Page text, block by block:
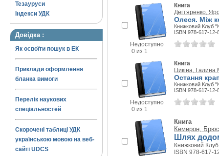
Тезауруси
Індекси УДК
Довідка :
Як освоїти пошук в ЕК
Приклади оформлення
бланка вимоги
Перелік наукових
спеціальностей
Скорочені таблиці УДК
українською мовою на веб-
сайті UDCS
Недоступно
0 из 1
Книга
Дегтяренко,
Олеся. Між
Книжковий Клуб
ISBN 978-617-12-
Недоступно
0 из 1
Книга
Цикіна, Галина
Остання
Книжковий Клуб
ISBN 978-617-12-
Книга
Кемерон, Брюс
Шлях
Книжковий
ISBN 978-617-